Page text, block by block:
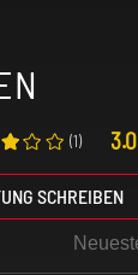
(1) 3.0
SCHREIBEN